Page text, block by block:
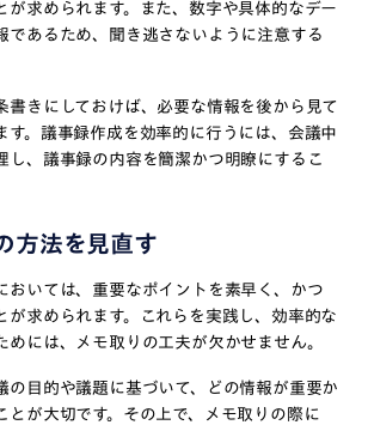
が求められます。また、数字や具体的なデー
であるため、聞き逃さないように注意する
書きにしておけば、必要な情報を後から見て
す。議事録作成を効率的に行うには、会議中
し、議事録の内容を簡潔かつ明瞭にするこ
方法を見直す
おいては、重要なポイントを素早く、かつ
が求められます。これらを実践し、効率的な
めには、メモ取りの工夫が欠かせません。
の目的や議題に基づいて、どの情報が重要か
とが大切です。その上で、メモ取りの際に